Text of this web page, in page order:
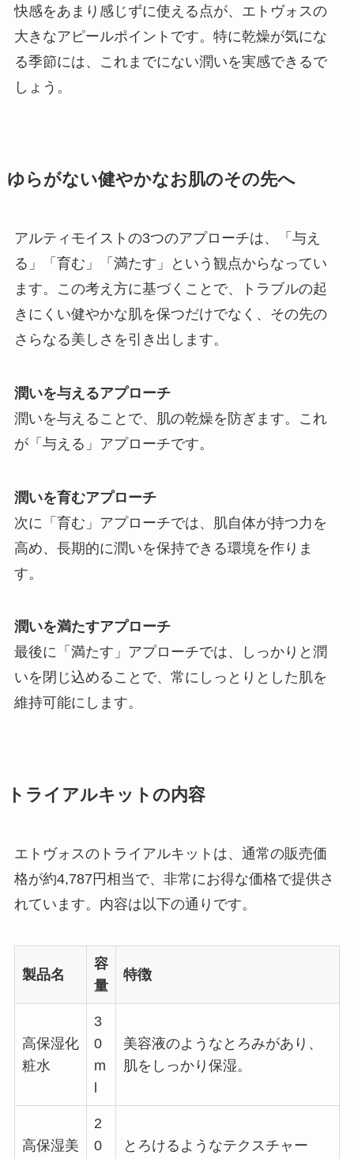
快感をあまり感じずに使える点が、エトヴォスの
大きなアピールポイントです。特に乾燥が気にな
る季節には、これまでにない潤いを実感できるで
しょう。
ゆらがない健やかなお肌のその先へ
アルティモイストの3つのアプローチは、「与え
る」「育む」「満たす」という観点からなってい
ます。この考え方に基づくことで、トラブルの起
きにくい健やかな肌を保つだけでなく、その先の
さらなる美しさを引き出します。
潤いを与えるアプローチ
潤いを与えることで、肌の乾燥を防ぎます。これ
が「与える」アプローチです。
潤いを育むアプローチ
次に「育む」アプローチでは、肌自体が持つ力を
高め、長期的に潤いを保持できる環境を作りま
す。
潤いを満たすアプローチ
最後に「満たす」アプローチでは、しっかりと潤
いを閉じ込めることで、常にしっとりとした肌を
維持可能にします。
トライアルキットの内容
エトヴォスのトライアルキットは、通常の販売価
格が約4,787円相当で、非常にお得な価格で提供さ
れています。内容は以下の通りです。
製品名
容
量
特徴
高保湿化
粧水
3
0
m
美容液のようなとろみがあり、
肌をしっかり保湿。
高保湿美
2
0
とろけるようなテクスチャー